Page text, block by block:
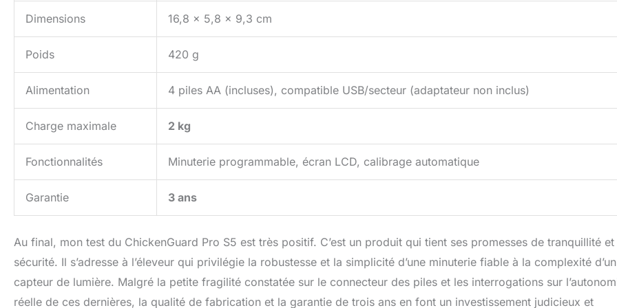
Dimensions 16,8 x 5,8 x 9,3 cm
Poids 420 g
Alimentation 4 piles AA (incluses), compatible USB/secteur (adaptateur non inclus)
Charge maximale 2 kg
Fonctionnalités Minuterie programmable, écran LCD, calibrage automatique
Garantie 3 ans
Au final, mon test du ChickenGuard Pro S5 est très positif. C’est un produit qui tient ses promesses de tranquillité
sécurité. Il s’adresse à l’éleveur qui privilégie la robustesse et la simplicité d’une minuterie fiable à la complexité d’un
capteur de lumière. Malgré la petite fragilité constatée sur le connecteur des piles et les interrogations sur
réelle de ces dernières, la qualité de fabrication et la garantie de trois ans en font un investissement judicieux et